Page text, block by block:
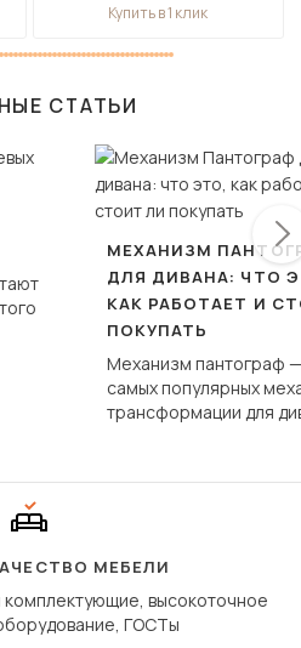
Купить в 1 клик
СТАТЬИ
МЕХАНИЗМ
ДЛЯ ДИВАНА: ЧТО
КАК РАБОТАЕТ И
ПОКУПАТЬ
Механизм пантограф
самых популярных
трансформации для
сиденье не
дугообразной
МЕБЕЛИ
высокоточное
ГОСТы